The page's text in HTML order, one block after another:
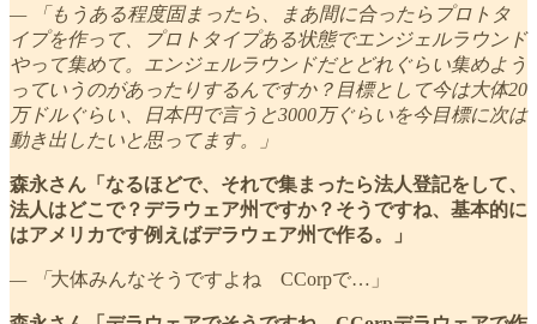
— 「もうある程度固まったら、まあ間に合ったらプロトタ
イプを作って、プロトタイプある状態でエンジェルラウンド
やって集めて。エンジェルラウンドだとどれぐらい集めよう
っていうのがあったりするんですか？目標として今は大体20
万ドルぐらい、日本円で言うと3000万ぐらいを今目標に次は
動き出したいと思ってます。」
森永さん「なるほどで、それで集まったら法人登記をして、
法人はどこで？デラウェア州ですか？そうですね、基本的に
はアメリカです例えばデラウェア州で作る。」
— 「 大体みんなそうですよね CCorpで…」